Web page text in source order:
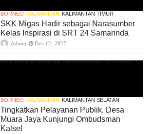
BORNEO KALIMANTAN KALIMANTAN TIMUR
SKK Migas Hadir sebagai Narasumber
Kelas Inspirasi di SRT 24 Samarinda
Admin Des 12, 2025
BORNEO KALIMANTAN KALIMANTAN SELATAN
Tingkatkan Pelayanan Publik, Desa
Muara Jaya Kunjungi Ombudsman
Kalsel